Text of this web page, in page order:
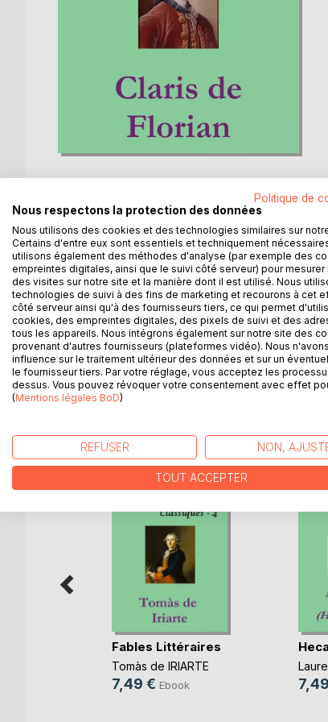
DESCRIPTION
Les morales de certains de ses apologues
cachés » (Le Grillon), « Chacun son
L'asile le plus sûr est le sein d'une mère »
lanterne » ou « rira bien qui rira le dernier
lanterne magique et Les Deux Paysans et le
110 Fables inspirées par Esope, Pilpay,
AUTEUR(S)
D’AUTRES TITRES
Fables Littéraires
Tomàs de IRIARTE
7,49 € Ebook
Politique de
Nous respectons la protection des données
Nous utilisons des cookies et des technologies similaires sur
Certains d'entre eux sont essentiels et techniquement
utilisons également des méthodes d'analyse (par exemple des
empreintes digitales, ainsi que le suivi côté serveur) pour mesurer
des visites sur notre site et la manière dont il est utilisé. Nous
technologies de suivi à des fins de marketing et recourons à cet
côté serveur ainsi qu'à des fournisseurs tiers, ce qui permet
cookies, des empreintes digitales, des pixels de suivi et des
tous les appareils. Nous intégrons également sur notre site des
provenant d'autres fournisseurs (plateformes vidéo). Nous
influence sur le traitement ultérieur des données et sur un
le fournisseur tiers. Par votre réglage, vous acceptez les
dessus. Vous pouvez révoquer votre consentement avec effet
(Mentions légales BoD)
REFUSER NON,
TOUT ACCEPTER